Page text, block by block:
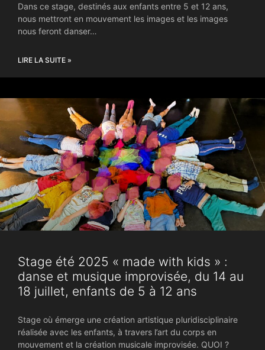
Dans ce stage, destinés aux enfants entre 5 et 12 ans,
nous mettront en mouvement les images et les images
nous feront danser…
LIRE LA SUITE »
Stage été 2025 « made with kids » :
danse et musique improvisée, du 14 au
18 juillet, enfants de 5 à 12 ans
Stage où émerge une création artistique pluridisciplinaire
réalisée avec les enfants, à travers l’art du corps en
mouvement et la création musicale improvisée. QUOI ?